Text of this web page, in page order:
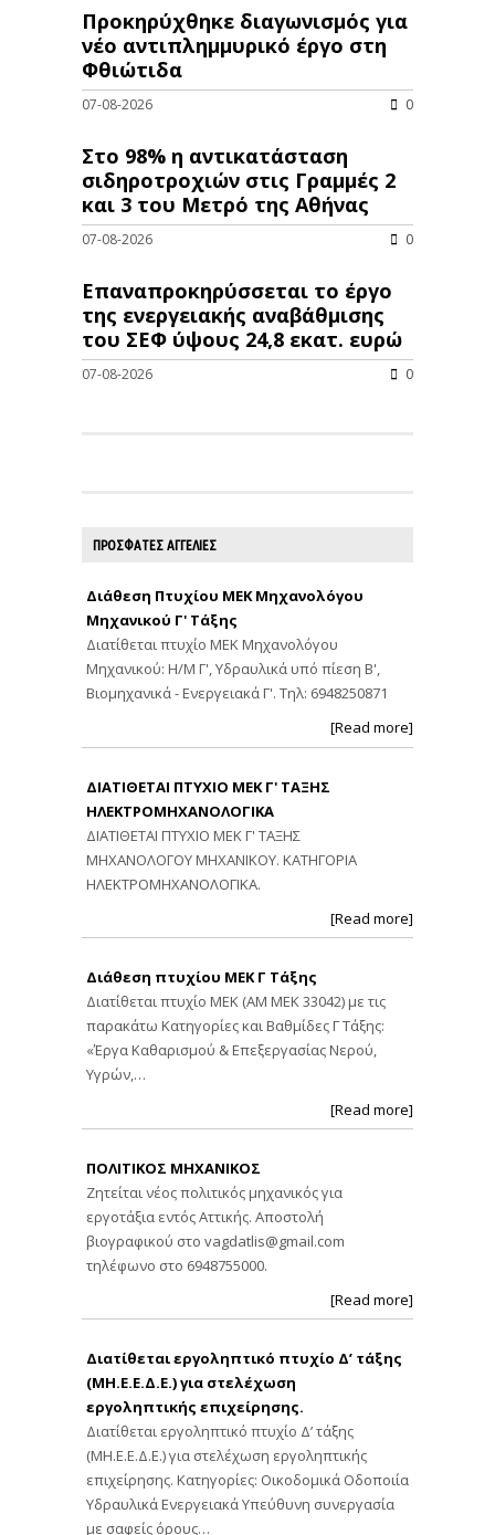
Προκηρύχθηκε διαγωνισμός για
νέo αντιπλημμυρικό έργο στη
Φθιώτιδα
07-08-2026 0
Στο 98% η αντικατάσταση
σιδηροτροχιών στις Γραμμές 2
και 3 του Μετρό της Αθήνας
07-08-2026 0
Επαναπροκηρύσσεται το έργο
της ενεργειακής αναβάθμισης
του ΣΕΦ ύψους 24,8 εκατ. ευρώ
07-08-2026 0
ΠΡΟΣΦΑΤΕΣ ΑΓΓΕΛΙΕΣ
Διάθεση Πτυχίου ΜΕΚ Μηχανολόγου
Μηχανικού Γ' Τάξης
Διατίθεται πτυχίο ΜΕΚ Μηχανολόγου
Μηχανικού: Η/Μ Γ', Υδραυλικά υπό πίεση Β',
Βιομηχανικά - Ενεργειακά Γ'. Τηλ: 6948250871
[Read more]
ΔΙΑΤΙΘΕΤΑΙ ΠΤΥΧΙΟ ΜΕΚ Γ' ΤΑΞΗΣ
ΗΛΕΚΤΡΟΜΗΧΑΝΟΛΟΓΙΚΑ
ΔΙΑΤΙΘΕΤΑΙ ΠΤΥΧΙΟ ΜΕΚ Γ' ΤΑΞΗΣ
ΜΗΧΑΝΟΛΟΓΟΥ ΜΗΧΑΝΙΚΟΥ. ΚΑΤΗΓΟΡΙΑ
ΗΛΕΚΤΡΟΜΗΧΑΝΟΛΟΓΙΚΑ.
[Read more]
Διάθεση πτυχίου ΜΕΚ Γ Τάξης
Διατίθεται πτυχίο ΜΕΚ (ΑΜ ΜΕΚ 33042) με τις
παρακάτω Κατηγορίες και Βαθμίδες Γ Τάξης:
«Έργα Καθαρισμού & Επεξεργασίας Νερού,
Υγρών,…
[Read more]
ΠΟΛΙΤΙΚΟΣ ΜΗΧΑΝΙΚΟΣ
Ζητείται νέος πολιτικός μηχανικός για
εργοτάξια εντός Αττικής. Αποστολή
βιογραφικού στο vagdatlis@gmail.com
τηλέφωνο στο 6948755000.
[Read more]
Διατίθεται εργοληπτικό πτυχίο Δ’ τάξης
(ΜΗ.Ε.Ε.Δ.Ε.) για στελέχωση
εργοληπτικής επιχείρησης.
Διατίθεται εργοληπτικό πτυχίο Δ’ τάξης
(ΜΗ.Ε.Ε.Δ.Ε.) για στελέχωση εργοληπτικής
επιχείρησης. Κατηγορίες: Οικοδομικά Οδοποιία
Υδραυλικά Ενεργειακά Υπεύθυνη συνεργασία
με σαφείς όρους…